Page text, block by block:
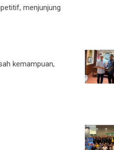
menjunjung
kemampuan,